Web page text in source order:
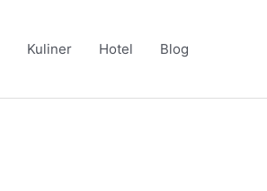
Kuliner Hotel Blog